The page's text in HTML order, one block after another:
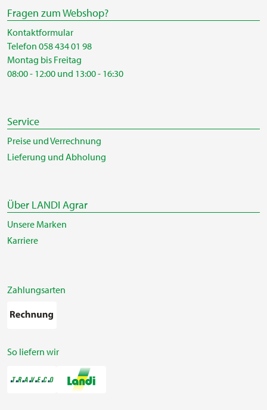
Fragen zum Webshop?
Kontaktformular
Telefon 058 434 01 98
Montag bis Freitag
08:00 - 12:00 und 13:00 - 16:30
Service
Preise und Verrechnung
Lieferung und Abholung
Über LANDI Agrar
Unsere Marken
Karriere
Zahlungsarten
So liefern wir